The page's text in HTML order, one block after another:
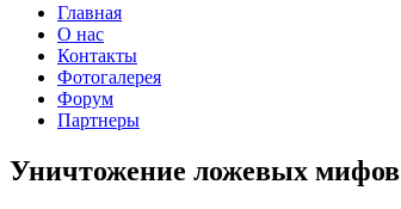
Главная
О нас
Контакты
Фотогалерея
Форум
Партнеры
Уничтожение ложевых мифов